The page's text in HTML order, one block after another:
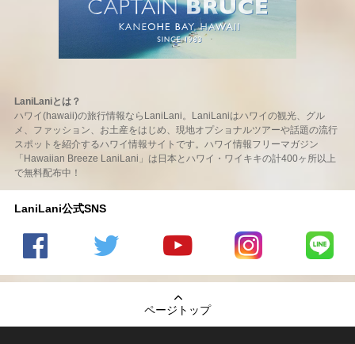
LaniLaniとは？
ハワイ(hawaii)の旅行情報ならLaniLani。LaniLaniはハワイの観光、グル
メ、ファッション、お土産をはじめ、現地オプショナルツアーや話題の流行
スポットを紹介するハワイ情報サイトです。ハワイ情報フリーマガジン
「Hawaiian Breeze LaniLani」は日本とハワイ・ワイキキの計400ヶ所以上
で無料配布中！
LaniLani公式SNS
の
のtwitter
の
Youtube
チャンネ
LaniLani
LaniLani
ページトップ